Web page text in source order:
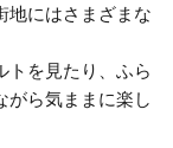
地にはさまざまな
トを見たり、ふら
がら気ままに楽し